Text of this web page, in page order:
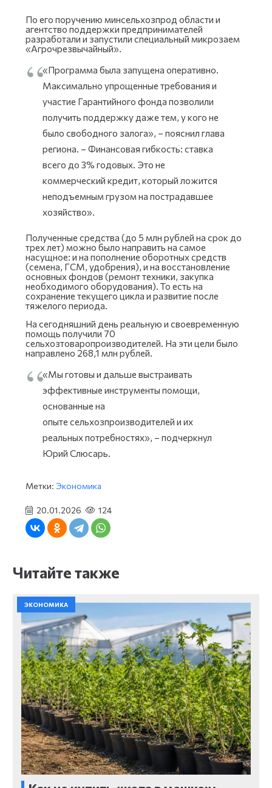
По его поручению минсельхозпрод области и
агентство поддержки предпринимателей
разработали и запустили специальный микрозаем
«Агрочрезвычайный».
«Программа была запущена оперативно.
Максимально упрощенные требования и
участие Гарантийного фонда позволили
получить поддержку даже тем, у кого не
было свободного залога», – пояснил глава
региона. – Финансовая гибкость: ставка
всего до 3% годовых. Это не
коммерческий кредит, который ложится
неподъемным грузом на пострадавшее
хозяйство».
Полученные средства (до 5 млн рублей на срок до
трех лет) можно было направить на самое
насущное: и на пополнение оборотных средств
(семена, ГСМ, удобрения), и на восстановление
основных фондов (ремонт техники, закупка
необходимого оборудования). То есть на
сохранение текущего цикла и развитие после
тяжелого периода.
На сегодняшний день реальную и своевременную
помощь получили 70
сельхозтоваропроизводителей. На эти цели было
направлено 268,1 млн рублей.
«Мы готовы и дальше выстраивать
эффективные инструменты помощи,
основанные на
опыте сельхозпроизводителей и их
реальных потребностях», – подчеркнул
Юрий Слюсарь.
Метки: Экономика
20.01.2026 124
Читайте также
ЭКОНОМИКА